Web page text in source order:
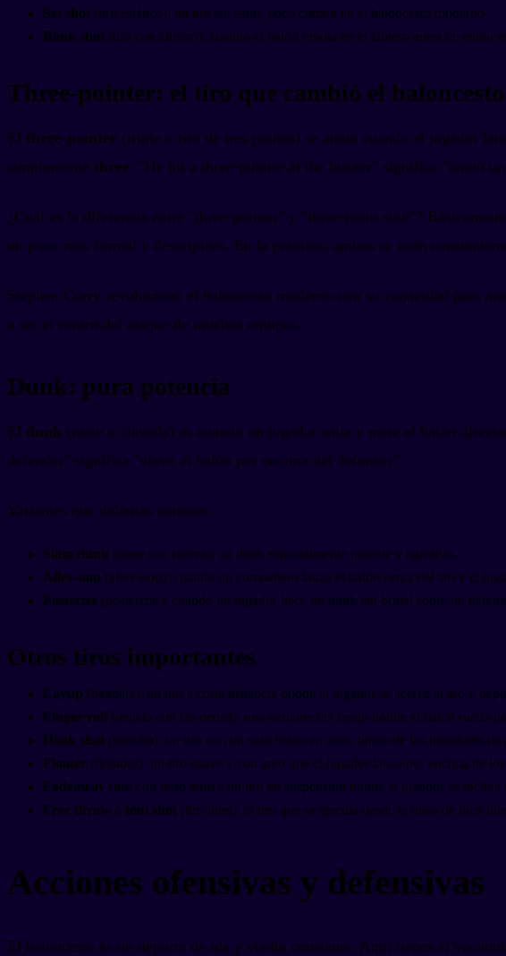
Set shot (tiro estático): un tiro sin salto, poco común en el baloncesto moderno.
Bank shot (tiro con tablero): cuando el balón rebota en el tablero antes de entrar
Three-pointer: el tiro que cambió el baloncesto
El three-pointer (triple o tiro de tres puntos) se anota cuando el jugador
simplemente three. "He hit a three-pointer at the buzzer" significa "anotó
¿Cuál es la diferencia entre "three-pointer" y "three-point shot"?
un poco más formal y descriptivo. En la práctica, ambos se usan
Stephen Curry revolucionó el baloncesto moderno con su capacidad para
a ser el centro del ataque de muchos equipos.
Dunk: pura potencia
El dunk (mate o clavada) es cuando un jugador salta y mete el balón
defender" significa "clavó el balón por encima del defensor".
Variantes que deberías conocer:
Slam dunk (mate con fuerza): un dunk especialmente potente y agresivo.
Alley-oop (alley-oop): cuando un compañero lanza el balón cerca del aro y el
Posterize (posterizar): cuando un jugador hace un dunk tan brutal sobre un
Otros tiros importantes
Layup (bandeja): un tiro a corta distancia donde el jugador se acerca al aro y
Finger roll (dejada con los dedos): una variante del layup donde el balón rueda
Hook shot (gancho): un tiro con un solo brazo en arco, típico de los jugadores
Floater (flotador): un tiro suave y con arco que el jugador lanza por encima de
Fadeaway (tiro con paso atrás): un tiro en suspensión donde el jugador se
Free throw o foul shot (tiro libre): el tiro que se ejecuta desde la línea de tiros
Acciones ofensivas y defensivas
El baloncesto es un deporte de ida y vuelta constante. Aquí tienes el